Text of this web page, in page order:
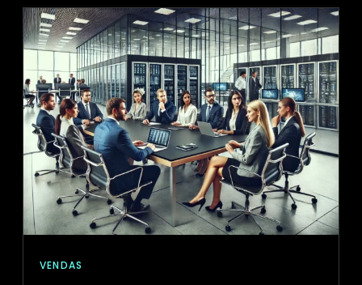
DE
UMA
EMPRESA
LÍDER
EM
BANCO
DE
DADOS
RELACIONAL
EM
UM
PAÍS
EM
DESENVOLVIMENTO
VENDAS